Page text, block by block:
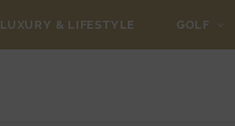
LUXURY & LIFESTYLE GOLF